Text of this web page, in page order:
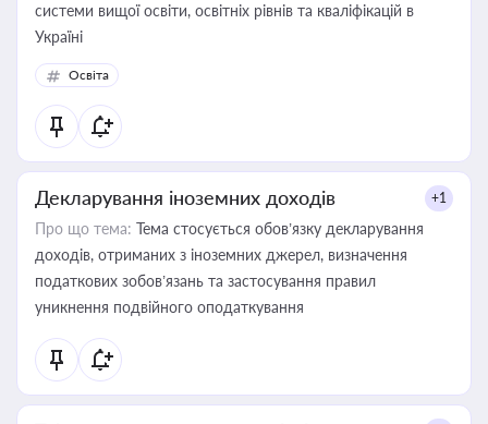
системи вищої освіти, освітніх рівнів та кваліфікацій в
Україні
Освіта
Декларування іноземних доходів +1
Про що тема: Тема стосується обов’язку декларування
доходів, отриманих з іноземних джерел, визначення
податкових зобов’язань та застосування правил
уникнення подвійного оподаткування